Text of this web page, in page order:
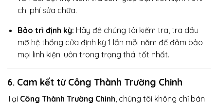
chi phí sửa chữa.
Bảo trì định kỳ: Hãy để chúng tôi kiểm tra, tra dầu
mỡ hệ thống cửa định kỳ 1 lần mỗi năm để đảm bảo
mọi linh kiện luôn trong trạng thái tốt nhất.
6. Cam kết từ Công Thành Trường Chinh
Tại Công Thành Trường Chinh , chúng tôi không chỉ bán